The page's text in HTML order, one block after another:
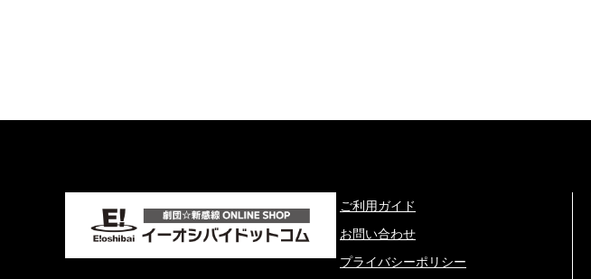
ご利用ガイド
お問い合わせ
プライバシーポリシー